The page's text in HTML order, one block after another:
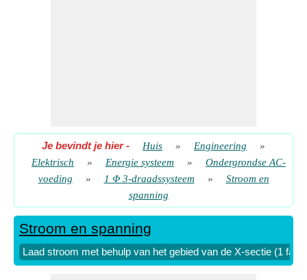
RMS-spanning met belastingsstroom (1 fase 3-draads VS)
​ Gaan
Je bevindt je hier- Huis » Engineering
»
Elektrisch
» Energie systeem »
Ondergrondse AC-
voeding
» 1 Φ 3-draadssysteem »
Stroom en
spanning
Stroom en spanning
Laad stroom met behulp van het gebied van de X-sectie (1